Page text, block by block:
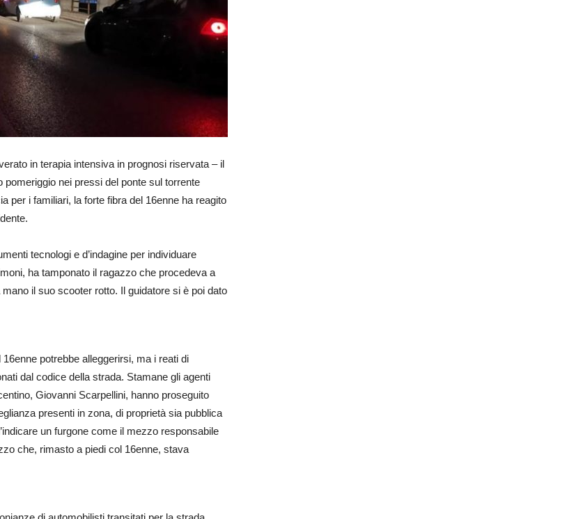
in terapia intensiva in prognosi riservata – il
pomeriggio nei pressi del ponte sul torrente
per i familiari, la forte fibra del 16enne ha reagito
tecnologi e d’indagine per individuare
ha tamponato il ragazzo che procedeva a
il suo scooter rotto. Il guidatore si è poi dato
potrebbe alleggerirsi, ma i reati di
dal codice della strada. Stamane gli agenti
Giovanni Scarpellini, hanno proseguito
presenti in zona, di proprietà sia pubblica
un furgone come il mezzo responsabile
che, rimasto a piedi col 16enne, stava